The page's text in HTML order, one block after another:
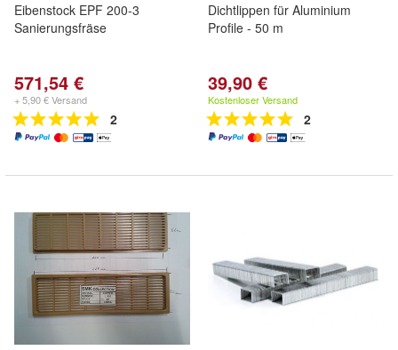
Eibenstock EPF 200-3
Sanierungsfräse
571,54 €
+ 5,90 € Versand
2
Dichtlippen für Aluminium
Profile - 50 m
39,90 €
Kostenloser Versand
2